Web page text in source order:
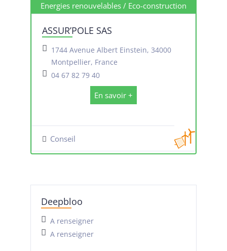
Energies renouvelables / Eco-construction
ASSUR’POLE SAS
1744 Avenue Albert Einstein, 34000
Montpellier, France
04 67 82 79 40
En savoir +
Conseil
Deepbloo
A renseigner
A renseigner